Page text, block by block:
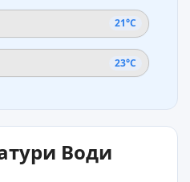
21°C
23°C
Води